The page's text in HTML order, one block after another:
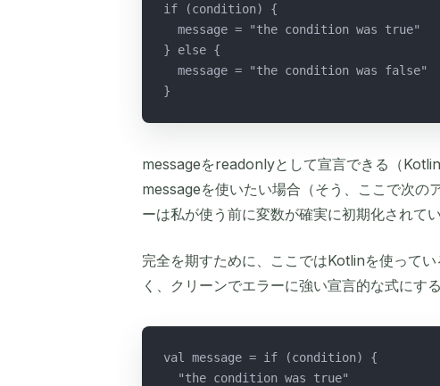
if (condition) {
  message = "the condition was true"
} else {
  message = "the condition was false"
}
messageをreadonlyとして宣言できる（
messageを使いたい場合（そう、ここで次の
ーは私が使う前に変数が確実に初期化されて
完全を期すために、ここではKotlinを使って
く、クリーンでエラーに強い宣言的な式にす
val message = if (condition) {
  "the condition was true"